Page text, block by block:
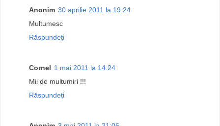
Anonim 30 aprilie 2011 la 19:24
Multumesc
Răspundeți
Cornel 1 mai 2011 la 14:24
Mii de multumiri !!!
Răspundeți